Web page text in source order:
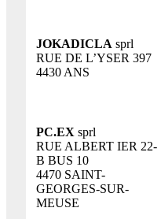
JOKADICLA sprl
RUE DE L’YSER 397
4430 ANS
PC.EX sprl
RUE ALBERT IER 22-
B BUS 10
4470 SAINT-
GEORGES-SUR-
MEUSE